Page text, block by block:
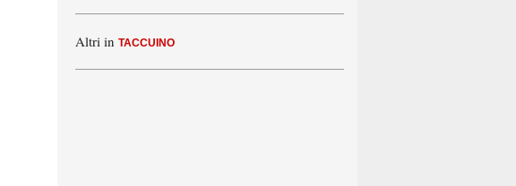
Altri in TACCUINO